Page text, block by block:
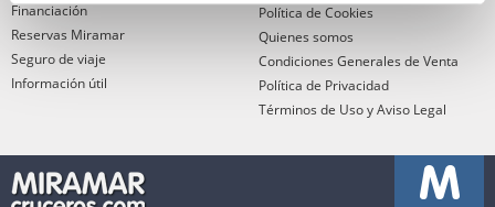
Financiación
Reservas Miramar
Seguro de viaje
Información útil
Política de Cookies
Quienes somos
Condiciones Generales de Venta
Política de Privacidad
Términos de Uso y Aviso Legal